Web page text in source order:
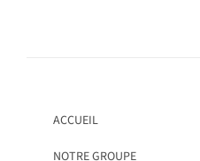
ACCUEIL
NOTRE GROUPE